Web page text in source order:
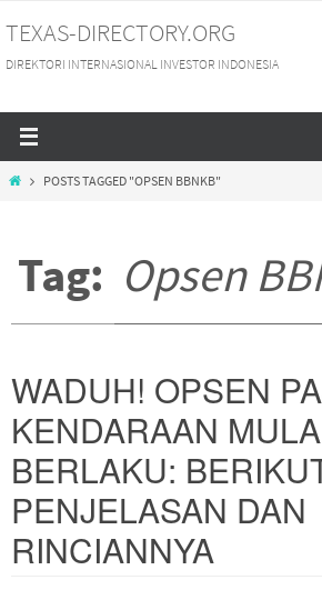
to
content
TEXAS-DIRECTORY.ORG
DIREKTORI INTERNASIONAL INVESTOR INDONESIA
HOMEPOSTS TAGGED "OPSEN BBNKB"
Tag: Opsen
WADUH! OPSEN
KENDARAAN
BERLAKU:
PENJELASAN DAN
RINCIANNYA